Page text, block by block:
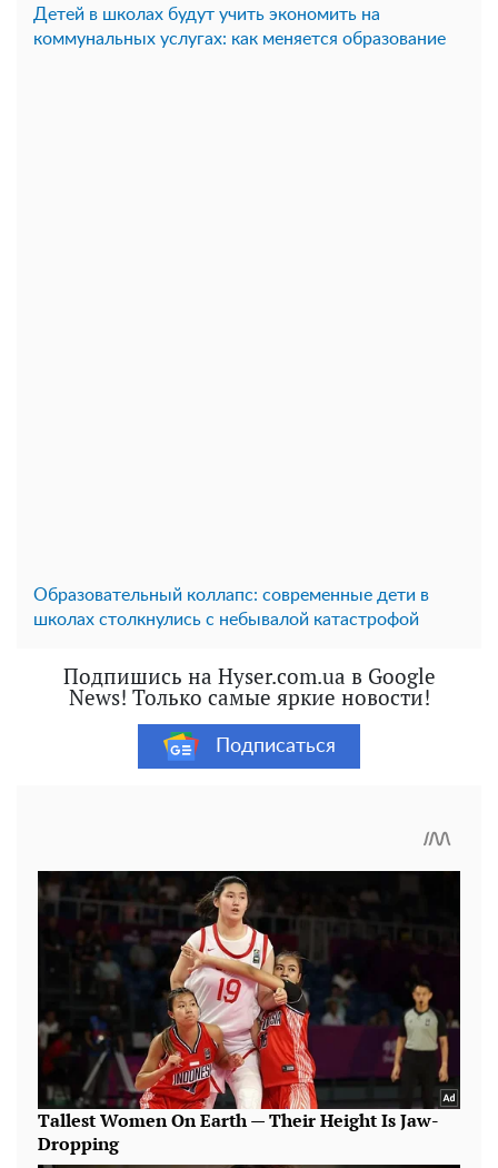
Детей в школах будут учить экономить на
коммунальных услугах: как меняется образование
Образовательный коллапс: современные дети в
школах столкнулись с небывалой катастрофой
Подпишись на Hyser.com.ua в Google
News! Только самые яркие новости!
Подписаться